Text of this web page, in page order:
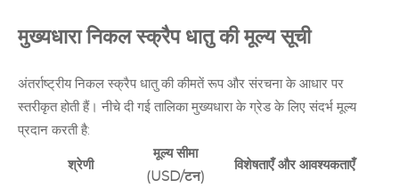
मुख्यधारा निकल स्क्रैप धातु की मूल्य सूची
अंतर्राष्ट्रीय निकल स्क्रैप धातु की कीमतें रूप और संरचना के आधार पर
स्तरीकृत होती हैं। नीचे दी गई तालिका मुख्यधारा के ग्रेड के लिए संदर्भ मूल्य
प्रदान करती है:
श्रेणी
मूल्य सीमा
(USD/टन)
विशेषताएँ और आवश्यकताएँ